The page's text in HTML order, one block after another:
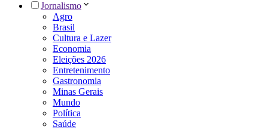
Jornalismo
Agro
Brasil
Cultura e Lazer
Economia
Eleições 2026
Entretenimento
Gastronomia
Minas Gerais
Mundo
Política
Saúde